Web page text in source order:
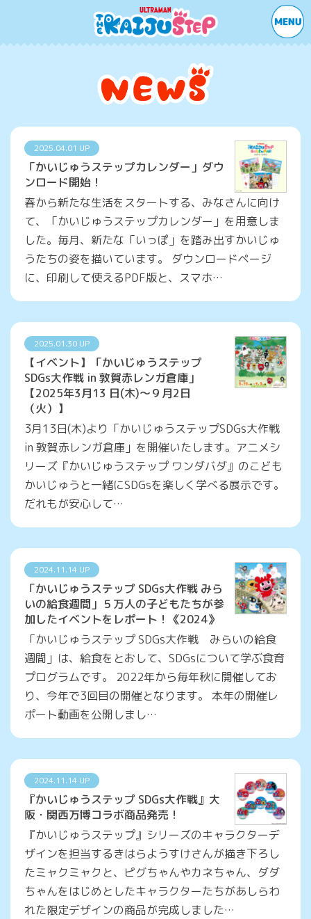
2025.04.01 UP
「かいじゅうステップカレンダー」ダウ
ンロード開始！
春から新たな生活をスタートする、みなさんに向け
て、「かいじゅうステップカレンダー」を用意しま
した。毎月、新たな「いっぽ」を踏み出すかいじゅ
うたちの姿を描いています。 ダウンロードページ
に、印刷して使えるPDF版と、スマホ…
2025.01.30 UP
【イベント】「かいじゅうステップ
SDGs大作戦 in 敦賀赤レンガ倉庫」
【2025年3月13 日(木)～９月2日
（火）】
3月13日(木)より「かいじゅうステップSDGs大作戦
in 敦賀赤レンガ倉庫」を開催いたします。アニメシ
リーズ『かいじゅうステップ ワンダバダ』のこども
かいじゅうと一緒にSDGsを楽しく学べる展示です。
だれもが安心して…
2024.11.14 UP
「かいじゅうステップ SDGs大作戦 みら
いの給食週間」５万人の子どもたちが参
加したイベントをレポート！《2024》
「かいじゅうステップ SDGs大作戦 みらいの給食
週間」は、給食をとおして、SDGsについて学ぶ食育
プログラムです。 2022年から毎年秋に開催してお
り、今年で3回目の開催となります。 本年の開催レ
ポート動画を公開しまし…
2024.11.14 UP
『かいじゅうステップ SDGs大作戦』大
阪・関西万博コラボ商品発売！
『かいじゅうステップ』シリーズのキャラクターデ
ザインを担当するきはらようすけさんが描き下ろし
たミャクミャクと、ピグちゃんやカネちゃん、ダダ
ちゃんをはじめとしたキャラクターたちがあしらわ
れた限定デザインの商品が完成しました…